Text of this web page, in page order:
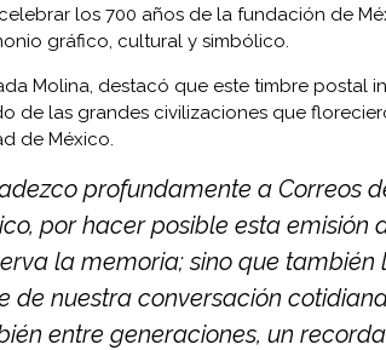
los 700 años de la fundación de
gráfico, cultural y simbólico.
Molina, destacó que este timbre postal
de las grandes civilizaciones que
de México.
profundamente a Correos
por hacer posible esta emisión
la memoria; sino que también
de nuestra conversación
entre generaciones, un